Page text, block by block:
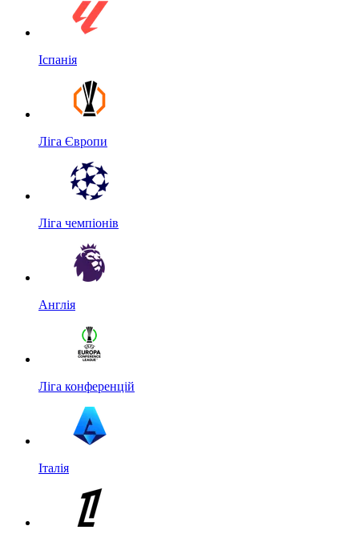
Іспанія
Ліга Європи
Ліга чемпіонів
Англія
Ліга конференцій
Італія